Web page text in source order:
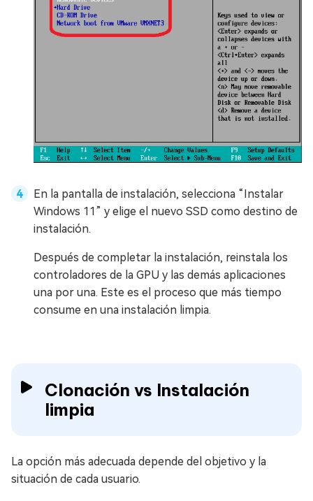
En la pantalla de instalación, selecciona “Instalar
Windows 11” y elige el nuevo SSD como destino de
instalación.
Después de completar la instalación, reinstala los
controladores de la GPU y las demás aplicaciones
una por una. Este es el proceso que más tiempo
consume en una instalación limpia.
Clonación vs Instalación
limpia
La opción más adecuada depende del objetivo y la
situación de cada usuario.